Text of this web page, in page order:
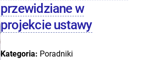
przewidziane w
projekcie ustawy
Kategoria: Poradniki